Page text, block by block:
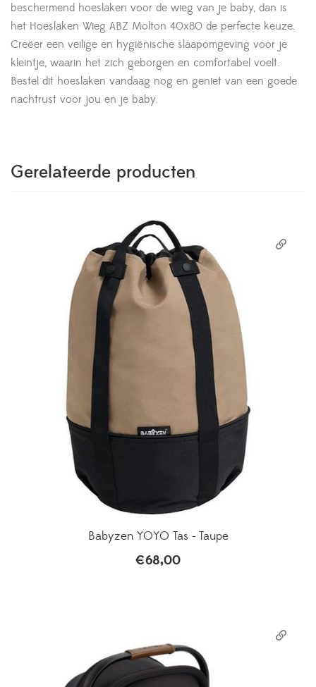
beschermend hoeslaken voor de wieg van je baby, dan is
het Hoeslaken Wieg ABZ Molton 40x80 de perfecte keuze.
Creëer een veilige en hygiënische slaapomgeving voor je
kleintje, waarin het zich geborgen en comfortabel voelt.
Bestel dit hoeslaken vandaag nog en geniet van een goede
nachtrust voor jou en je baby.
Gerelateerde producten
Babyzen YOYO Tas - Taupe
€68,00